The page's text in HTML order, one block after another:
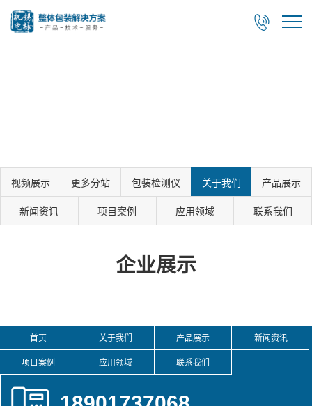

视频展示 更多分站 包装检测仪 关于我们 产品展示
新闻资讯 项目案例 应用领域 联系我们
企业展示
首页 关于我们 产品展示 新闻资讯
项目案例 应用领域 联系我们